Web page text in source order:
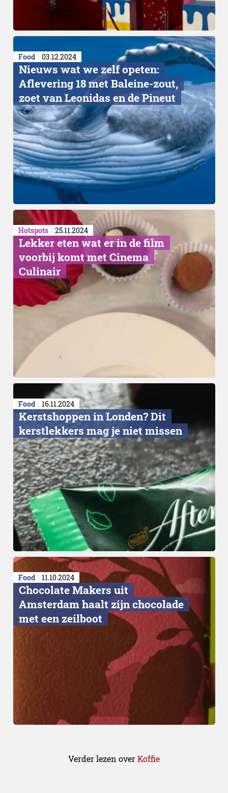
Food 03.12.2024
Nieuws wat we zelf opeten:
Aflevering 18 met Baleine-zout,
zoet van Leonidas en de Pineut
Hotspots 25.11.2024
Lekker eten wat er in de film
voorbij komt met Cinema
Culinair
Food 16.11.2024
Kerstshoppen in Londen? Dit
kerstlekkers mag je niet missen
Food 11.10.2024
Chocolate Makers uit
Amsterdam haalt zijn chocolade
met een zeilboot
Verder lezen overKoffie